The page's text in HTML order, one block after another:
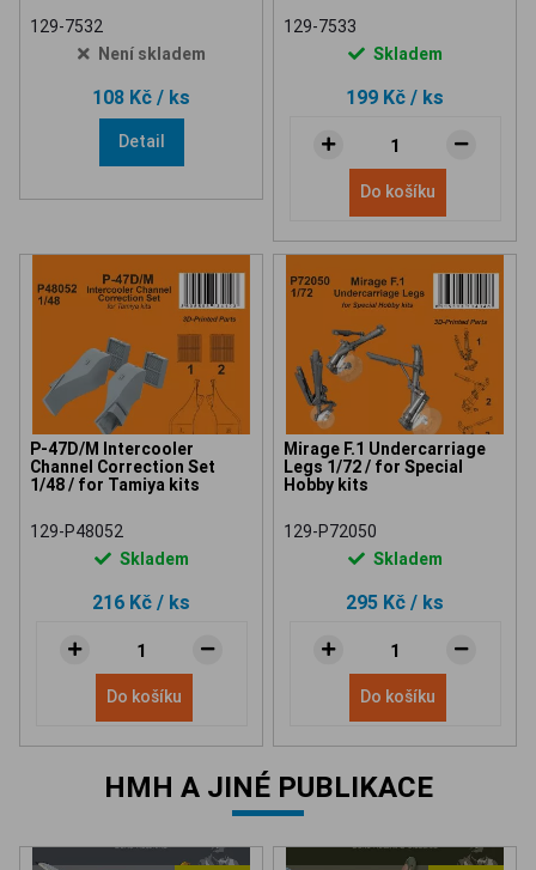
129-7532
Není skladem
108 Kč / ks
Detail
129-7533
Skladem
199 Kč / ks
Do košíku
P-47D/M Intercooler
Channel Correction Set
1/48 / for Tamiya kits
129-P48052
Skladem
216 Kč / ks
Do košíku
Mirage F.1 Undercarriage
Legs 1/72 / for Special
Hobby kits
129-P72050
Skladem
295 Kč / ks
Do košíku
HMH A JINÉ PUBLIKACE